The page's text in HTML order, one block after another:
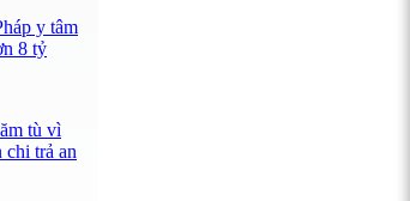
y tâm
8 tỷ
tù vì
chi trả an